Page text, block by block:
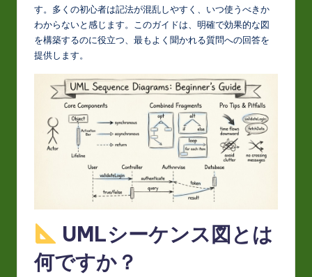
A
す。多くの初心者は記法が混乱しやすく、いつ使うべきか
わからないと感じます。このガイドは、明確で効果的な図
を構築するのに役立つ、最もよく聞かれる質問への回答を
提供します。
UMLシーケンス図とは
何ですか？